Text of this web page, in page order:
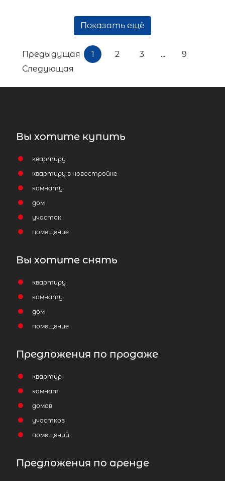
Показать ещё
Предыдущая 1 2 3 ...
9
Следующая
Вы хотите купить
квартиру
квартиру в новостройке
комнату
дом
участок
помещение
Вы хотите снять
квартиру
комнату
дом
помещение
Предложения по продаже
квартир
комнат
домов
участков
помещений
Предложения по аренде